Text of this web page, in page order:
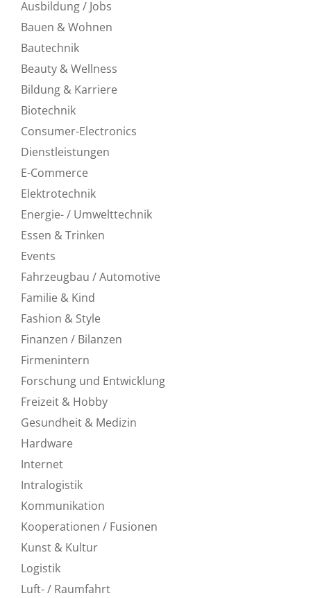
Ausbildung / Jobs
Bauen & Wohnen
Bautechnik
Beauty & Wellness
Bildung & Karriere
Biotechnik
Consumer-Electronics
Dienstleistungen
E-Commerce
Elektrotechnik
Energie- / Umwelttechnik
Essen & Trinken
Events
Fahrzeugbau / Automotive
Familie & Kind
Fashion & Style
Finanzen / Bilanzen
Firmenintern
Forschung und Entwicklung
Freizeit & Hobby
Gesundheit & Medizin
Hardware
Internet
Intralogistik
Kommunikation
Kooperationen / Fusionen
Kunst & Kultur
Logistik
Luft- / Raumfahrt